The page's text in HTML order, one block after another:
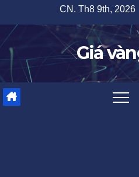
content
CN. Th8 9th, 2026
Giá